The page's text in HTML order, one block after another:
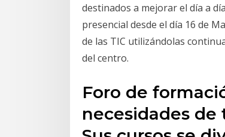
destinados a mejorar el día a
presencial desde el día 16 de
de las TIC utilizándolas
del centro.
Foro de
necesidades de